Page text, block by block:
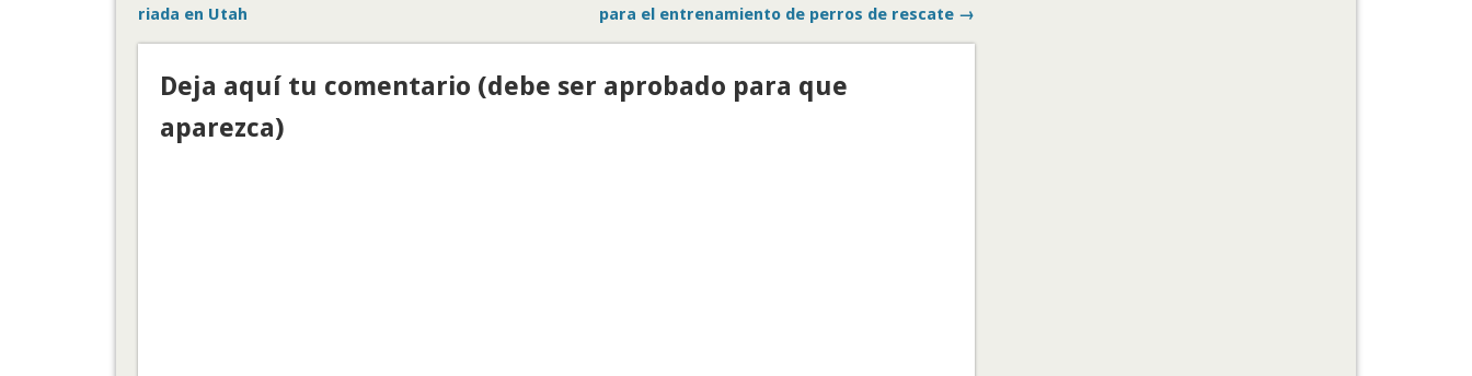
riada en Utah
para el entrenamiento de perros de rescate →
Deja aquí tu comentario (debe ser aprobado para que
aparezca)